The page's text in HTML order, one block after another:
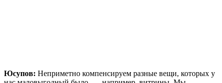
Юсупов: Неприметно компенсируем разные вещи, которых у